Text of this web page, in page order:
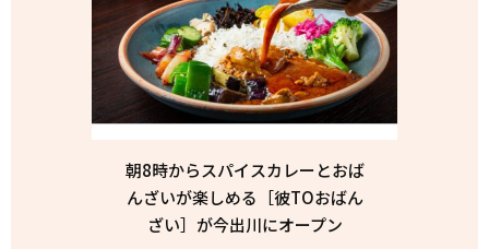
朝8時からスパイスカレーとおば
んざいが楽しめる［彼TOおばん
ざい］が今出川にオープン